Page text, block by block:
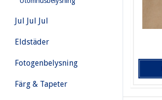
Jul Jul Jul
Eldstäder
Fotogenbelysning
Färg & Tapeter